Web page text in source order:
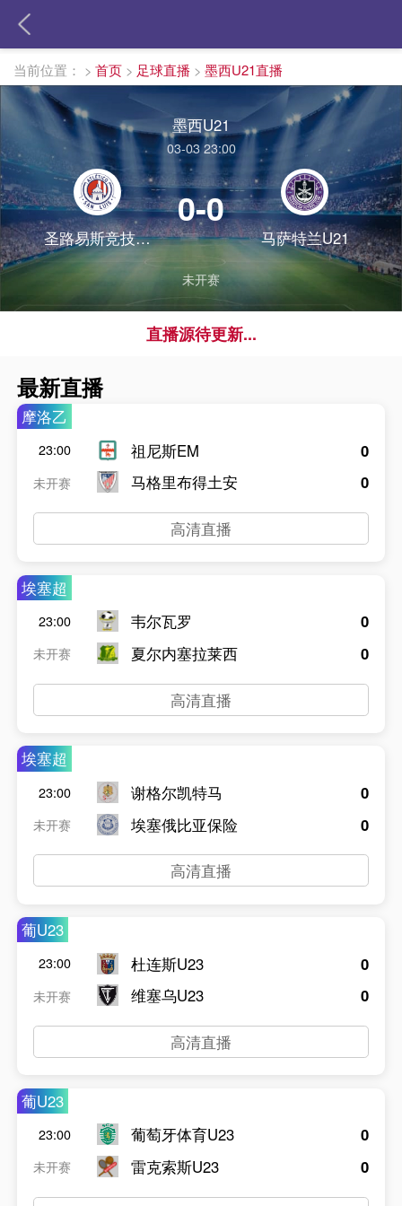
当前位置： > 首页 > 足球直播 > 墨西U21直播
墨西U21
03-03 23:00
圣路易斯竞技U21
0-0
马萨特兰U21
未开赛
直播源待更新...
最新直播
摩洛乙
23:00
未开赛
祖尼斯EM
马格里布得土安
0
0
高清直播
埃塞超
23:00
未开赛
韦尔瓦罗
夏尔内塞拉莱西
0
0
高清直播
埃塞超
23:00
未开赛
谢格尔凯特马
埃塞俄比亚保险
0
0
高清直播
葡U23
23:00
未开赛
杜连斯U23
维塞乌U23
0
0
高清直播
葡U23
23:00
未开赛
葡萄牙体育U23
雷克索斯U23
0
0